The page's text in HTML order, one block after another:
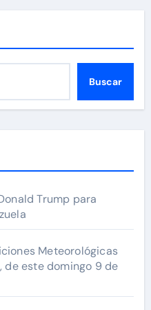
Buscar
Trump para
Meteorológicas
de este domingo 9 de